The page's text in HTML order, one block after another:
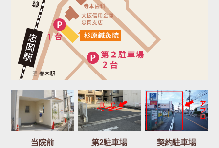
当院前 第2駐車場 契約駐車場